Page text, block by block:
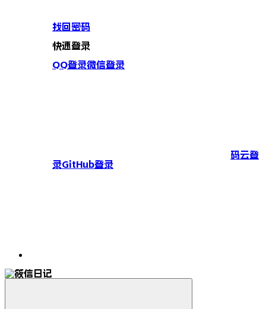
找回密码
快速登录
QQ登录微信登录
码云登
录GitHub登录